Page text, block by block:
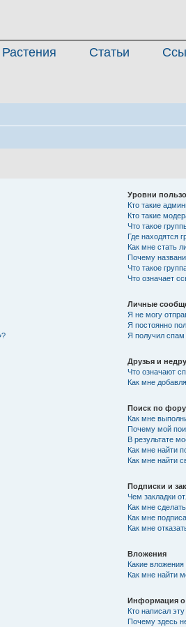
Растения Статьи
Уровни
Кто такие
Кто такие
Что такое
Где находятся
Как мне стать
Почему
Что такое
Что означает
Личные
Я не могу
Я постоянно
Я получил спам
Друзья и
Что означают
Как мне
Поиск по
Как мне
Почему мой
В результате
Как мне найти
Как мне найти
Подписки и
Чем закладки
Как мне
Как мне
Как мне
Вложения
Какие
Как мне найти
Информация
Кто написал
Почему здесь